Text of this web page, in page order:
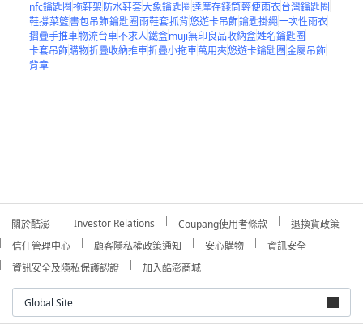
nfc鑰匙圈拖鞋架 防水鞋套大象鑰匙圈達摩存錢筒輕便雨衣台灣鑰匙圈
鞋撐菜籃書包吊飾鑰匙圈雨鞋套抓背悠遊卡吊飾鑰匙掛繩一次性雨衣
摺疊手推車物流台車不求人鐵盒muji無印良品收納盒姓名鑰匙圈
卡套吊飾購物折疊收納推車折疊小拖車萬用夾悠遊卡鑰匙圈金屬吊飾
背章
關於酷澎 Investor Relations Coupang使用者條款
退換貨政策
信任管理中心
顧客隱私權政策通知 安心購物
資訊安全
資訊安全及隱私保護認證
加入酷澎商城
Global Site